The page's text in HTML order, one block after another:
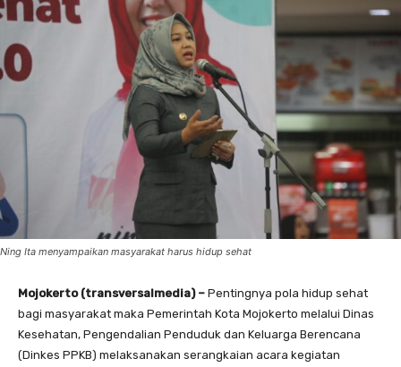
Ning Ita menyampaikan masyarakat harus hidup sehat
Mojokerto (transversalmedia) – Pentingnya pola hidup sehat
bagi masyarakat maka Pemerintah Kota Mojokerto melalui Dinas
Kesehatan, Pengendalian Penduduk dan Keluarga Berencana
(Dinkes PPKB) melaksanakan serangkaian acara kegiatan